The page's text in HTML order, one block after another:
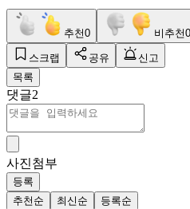
추천0 비추천0
스크랩 공유
신고
목록
댓글2
사진첨부
등록
추천순
최신순 등록순